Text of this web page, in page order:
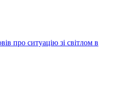
про ситуацію зі світлом в